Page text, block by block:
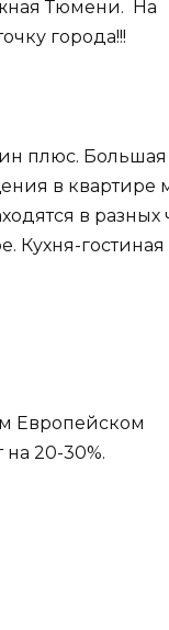
Тюмени. На
города!!!
плюс. Большая
в квартире
в разных
Кухня-гостиная
Европейском
20-30%.